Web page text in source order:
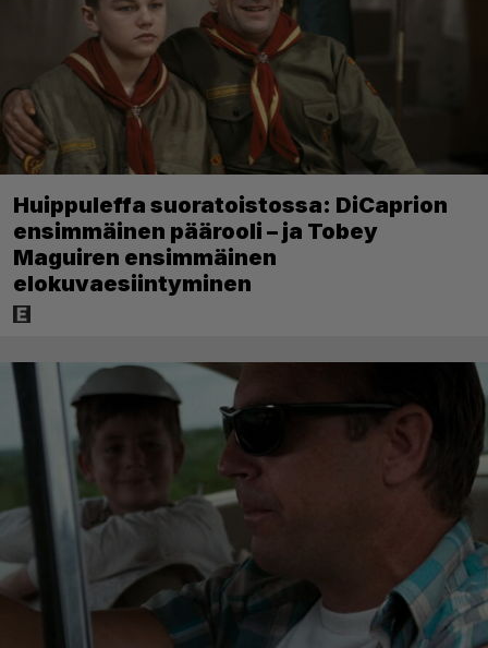
Huippuleffa suoratoistossa: DiCaprion
ensimmäinen päärooli – ja Tobey
Maguiren ensimmäinen
elokuvaesiintyminen